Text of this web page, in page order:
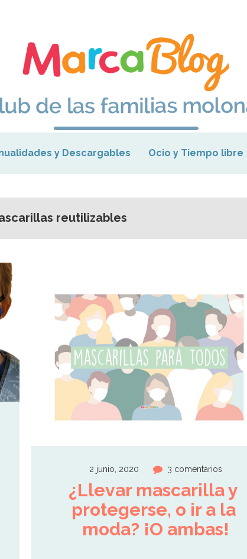
y Descargables Ocio y Tiempo libre
reutilizables
2 junio, 2020 3 comentarios
¿Llevar mascarilla y
protegerse, o ir a la
moda? ¡O ambas!